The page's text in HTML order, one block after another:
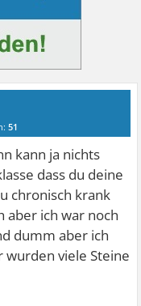
51
kann ja nichts
dass du deine
chronisch krank
aber ich war noch
dumm aber ich
wurden viele Steine